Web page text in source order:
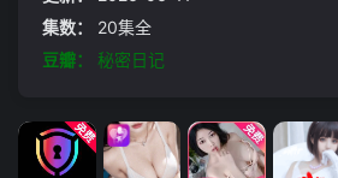
集数：
20集全
豆瓣：
秘密日记